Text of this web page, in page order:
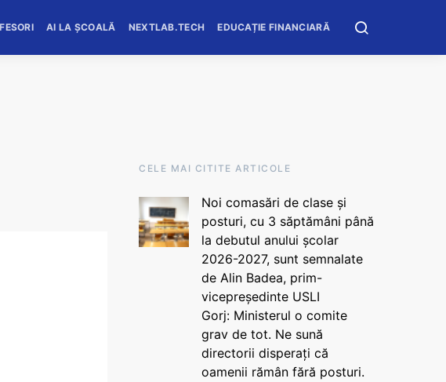
AI LA ȘCOALĂ NEXTLAB.TECH EDUCAȚIE FINANCIARĂ
CELE MAI CITITE ARTICOLE
Noi comasări de clase și
posturi, cu 3 săptămâni până
la debutul anului școlar
2026-2027, sunt semnalate
de Alin Badea, prim-
vicepreședinte USLI
Gorj: Ministerul o comite
grav de tot. Ne sună
directorii disperați că
oamenii rămân fără posturi.